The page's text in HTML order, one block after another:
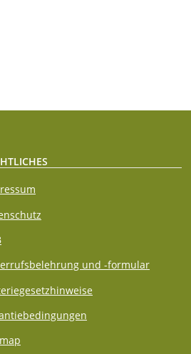
und -formular